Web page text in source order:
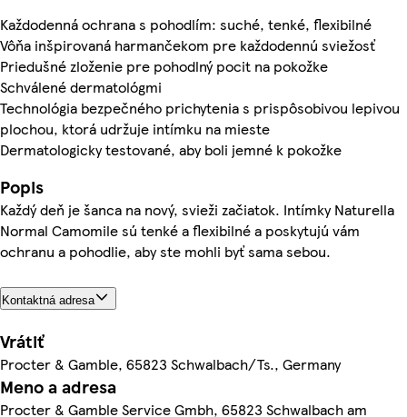
Každodenná ochrana s pohodlím: suché, tenké, flexibilné
Vôňa inšpirovaná harmančekom pre každodennú sviežosť
Priedušné zloženie pre pohodlný pocit na pokožke
Schválené dermatológmi
Technológia bezpečného prichytenia s prispôsobivou lepivou
plochou, ktorá udržuje intímku na mieste
Dermatologicky testované, aby boli jemné k pokožke
Popis
Každý deň je šanca na nový, svieži začiatok. Intímky Naturella
Normal Camomile sú tenké a flexibilné a poskytujú vám
ochranu a pohodlie, aby ste mohli byť sama sebou.
Kontaktná adresa
Vrátiť
Procter & Gamble, 65823 Schwalbach/Ts., Germany
Meno a adresa
Procter & Gamble Service Gmbh, 65823 Schwalbach am